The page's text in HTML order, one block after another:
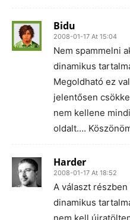
Bidu
2008-01-17 At 15:04
Nem spammelni
dinamikus
Megoldható ez
jelentősen
nem kellene
oldalt….
Harder
2008-01-17 At 18:52
A választ
dinamikus